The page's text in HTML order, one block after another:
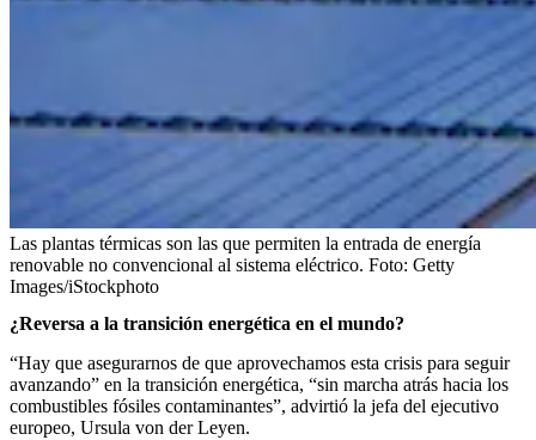
Las plantas térmicas son las que permiten la entrada de energía
renovable no convencional al sistema eléctrico. Foto: Getty
Images/iStockphoto
¿Reversa a la transición energética en el mundo?
“Hay que asegurarnos de que aprovechamos esta crisis para seguir
avanzando” en la transición energética, “sin marcha atrás hacia los
combustibles fósiles contaminantes”, advirtió la jefa del ejecutivo
europeo, Ursula von der Leyen.